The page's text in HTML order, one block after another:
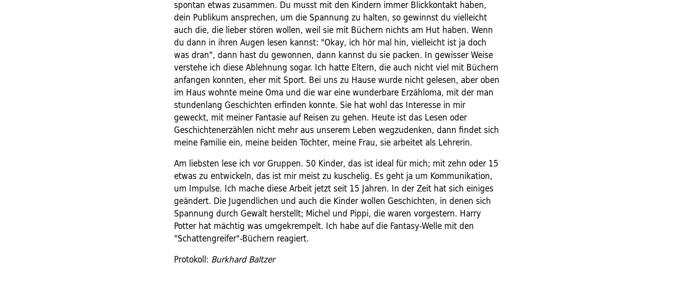
spontan etwas zusammen. Du musst mit den Kindern immer Blickkontakt haben,
dein Publikum ansprechen, um die Spannung zu halten, so gewinnst du vielleicht
auch die, die lieber stören wollen, weil sie mit Büchern nichts am Hut haben. Wenn
du dann in ihren Augen lesen kannst: "Okay, ich hör mal hin, vielleicht ist ja doch
was dran", dann hast du gewonnen, dann kannst du sie packen. In gewisser Weise
verstehe ich diese Ablehnung sogar. Ich hatte Eltern, die auch nicht viel mit Büchern
anfangen konnten, eher mit Sport. Bei uns zu Hause wurde nicht gelesen, aber oben
im Haus wohnte meine Oma und die war eine wunderbare Erzähloma, mit der man
stundenlang Geschichten erfinden konnte. Sie hat wohl das Interesse in mir
geweckt, mit meiner Fantasie auf Reisen zu gehen. Heute ist das Lesen oder
Geschichtenerzählen nicht mehr aus unserem Leben wegzudenken, dann findet sich
meine Familie ein, meine beiden Töchter, meine Frau, sie arbeitet als Lehrerin.
Am liebsten lese ich vor Gruppen. 50 Kinder, das ist ideal für mich; mit zehn oder 15
etwas zu entwickeln, das ist mir meist zu kuschelig. Es geht ja um Kommunikation,
um Impulse. Ich mache diese Arbeit jetzt seit 15 Jahren. In der Zeit hat sich einiges
geändert. Die Jugendlichen und auch die Kinder wollen Geschichten, in denen sich
Spannung durch Gewalt herstellt; Michel und Pippi, die waren vorgestern. Harry
Potter hat mächtig was umgekrempelt. Ich habe auf die Fantasy-Welle mit den
"Schattengreifer"-Büchern reagiert.
Protokoll: Burkhard Baltzer